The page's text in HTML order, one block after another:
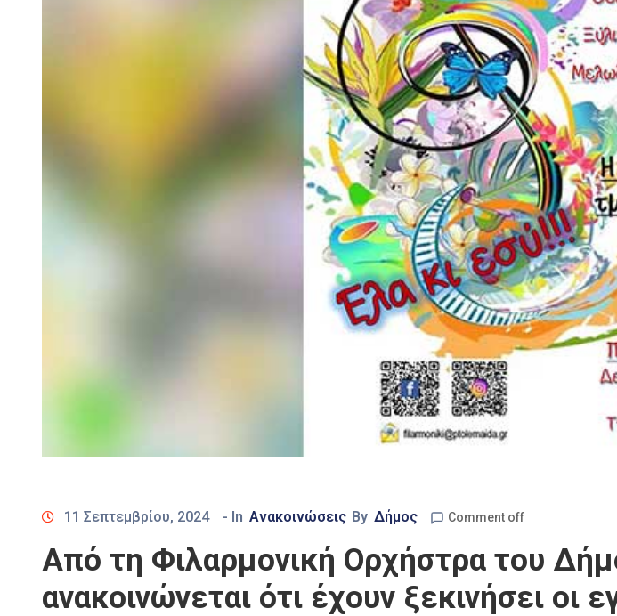
11 Σεπτεμβρίου, 2024 - In Ανακοινώσεις By Δήμος Comment off
Από τη Φιλαρμονική Ορχήστρα του
ανακοινώνεται ότι έχουν ξεκινήσει οι